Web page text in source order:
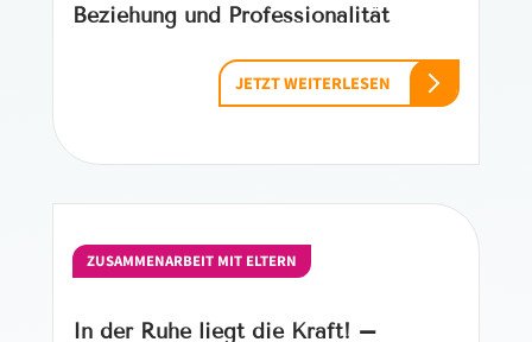
Beziehung und Professionalität
JETZT WEITERLESEN
ZUSAMMENARBEIT MIT ELTERN
In der Ruhe liegt die Kraft! –